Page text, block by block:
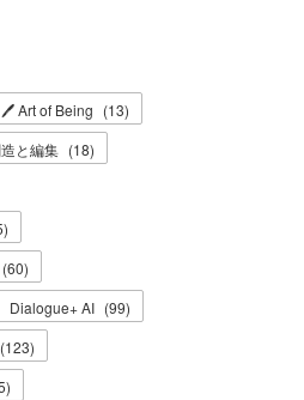
🖊 Art of Being (13)
と編集 (18)
)
(60)
Dialogue+ AI (99)
(123)
)